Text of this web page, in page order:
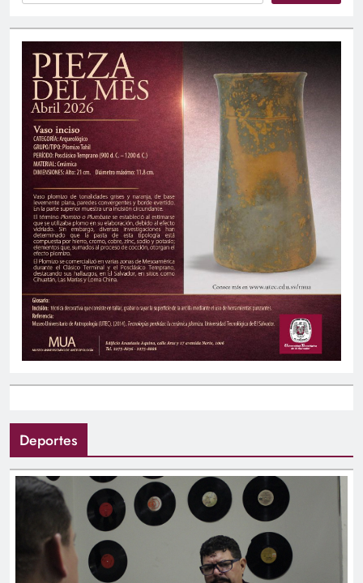
Deportes